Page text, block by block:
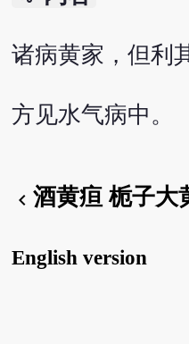
诸病黄家，但利
方见水气病中。
chevron_left 酒黄疸 栀子大
English version